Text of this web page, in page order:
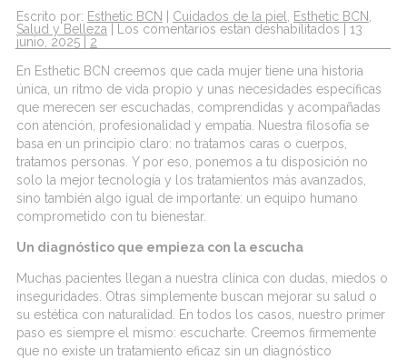
Escrito por: Esthetic BCN Cuidados de la piel Esthetic BCN
Salud y Belleza
Los comentarios estan deshabilitados
13
junio, 2025
2
En Esthetic BCN creemos que cada mujer tiene una historia
única, un ritmo de vida propio y unas necesidades específicas
que merecen ser escuchadas, comprendidas y acompañadas
con atención, profesionalidad y empatía. Nuestra filosofía se
basa en un principio claro: no tratamos caras o cuerpos,
tratamos personas. Y por eso, ponemos a tu disposición no
solo la mejor tecnología y los tratamientos más avanzados,
sino también algo igual de importante: un equipo humano
comprometido con tu bienestar.
Un diagnóstico que empieza con la escucha
Muchas pacientes llegan a nuestra clínica con dudas, miedos o
inseguridades. Otras simplemente buscan mejorar su salud o
su estética con naturalidad. En todos los casos, nuestro primer
paso es siempre el mismo: escucharte. Creemos firmemente
que no existe un tratamiento eficaz sin un diagnóstico